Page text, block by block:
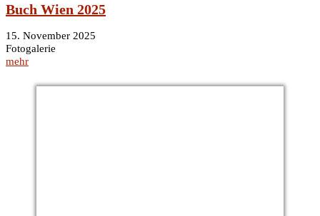
Buch Wien 2025
15. November 2025
Fotogalerie
mehr